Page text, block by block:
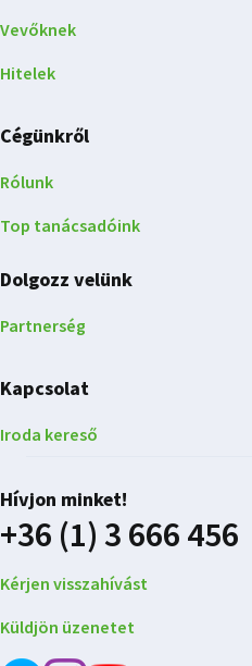
Vevőknek
Hitelek
Cégünkről
Rólunk
Top tanácsadóink
Dolgozz velünk
Partnerség
Kapcsolat
Iroda kereső
Hívjon minket!
+36 (1) 3 666 456
Kérjen visszahívást
Küldjön üzenetet